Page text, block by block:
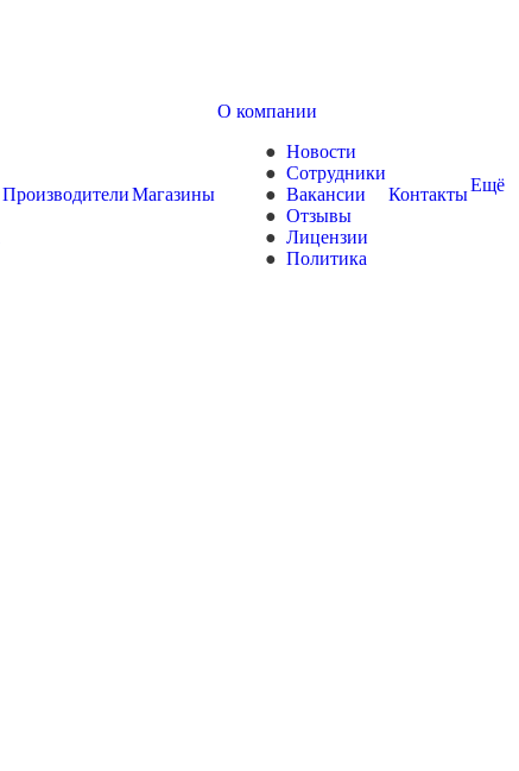
ПроизводителиМагазины
О компании
Новости
Сотрудники
Вакансии
Отзывы
Лицензии
Политика
КонтактыЕщё